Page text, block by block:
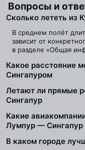
Вопросы и
Сколько лететь из
В среднем полёт
зависит от
в разделе «Общая
Какое расстояние
Сингапуром
Летают ли прямые
Сингапур
Какие
Лумпур — Сингапур
В каком городе